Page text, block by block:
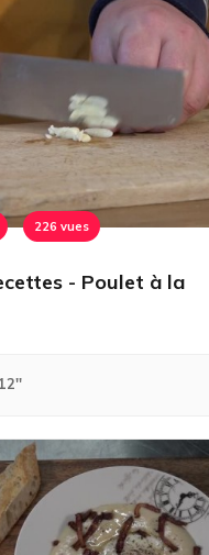
226 vues
- Poulet à la